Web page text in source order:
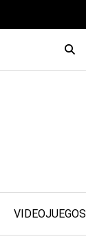
VIDEOJUEGOS